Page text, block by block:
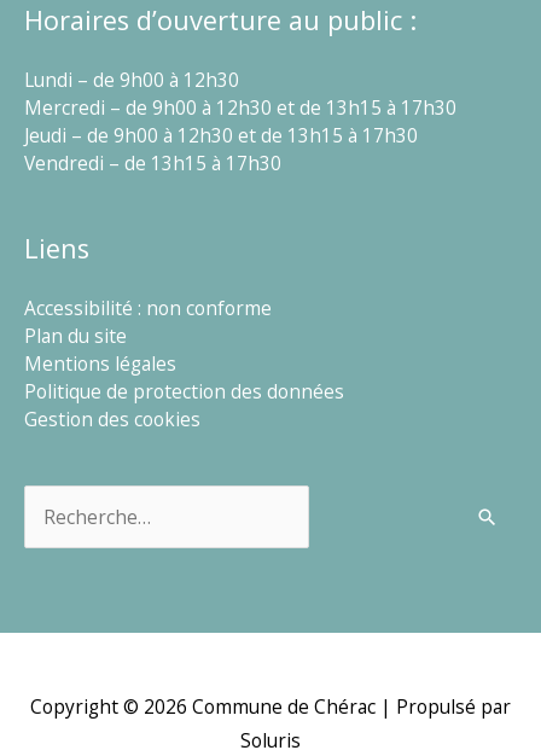
Horaires d’ouverture au public :
Lundi – de 9h00 à 12h30
Mercredi – de 9h00 à 12h30 et de 13h15 à 17h30
Jeudi – de 9h00 à 12h30 et de 13h15 à 17h30
Vendredi – de 13h15 à 17h30
Liens
Accessibilité : non conforme
Plan du site
Mentions légales
Politique de protection des données
Gestion des cookies
Copyright © 2026 Commune de Chérac | Propulsé par
Soluris